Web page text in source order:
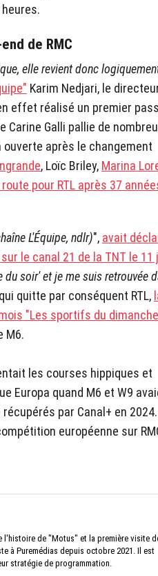
de RMC
elle revient donc
Karim Nedjari, le
effet réalisé un premier
Carine Galli pallie de
après le changement
, Loïc Briley, Marina
pour RTL après 37
L'Équipe, ndlr)", avait
le canal 21 de la TNT le 11
soir' et je me suis retrouvée
quitte par conséquent RTL,
"Les sportifs du
M6.
les courses hippiques et
Europa quand M6 et W9
par Canal+ en 2024.
européenne sur
l'histoire de "Motus" et la première visite
à Puremédias depuis octobre 2021. Il est
stratégie de programmation.